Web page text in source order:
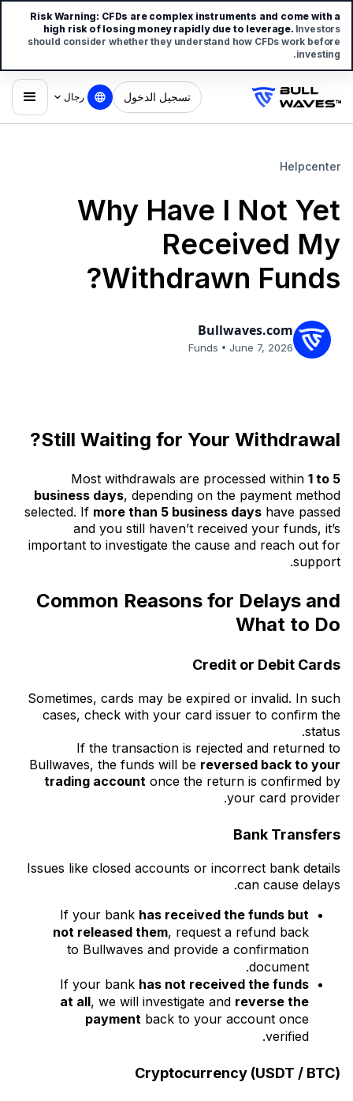
تسجيل الدخول رجال
Helpcenter
Why Have I Not Yet
Received My
Withdrawn Funds?
Bullwaves.com
June 7, 2026
•
Funds
Still Waiting for Your Withdrawal?
Most withdrawals are processed within 1 to 5
business days, depending on the payment method
selected. If more than 5 business days have passed
and you still haven’t received your funds, it’s
important to investigate the cause and reach out for
support.
Common Reasons for Delays and
What to Do
Credit or Debit Cards
Sometimes, cards may be expired or invalid. In such
cases, check with your card issuer to confirm the
status.
If the transaction is rejected and returned to
Bullwaves, the funds will be reversed back to your
trading account once the return is confirmed by
your card provider.
Bank Transfers
Issues like closed accounts or incorrect bank details
can cause delays.
If your bank has received the funds but
not released them, request a refund back
to Bullwaves and provide a confirmation
document.
If your bank has not received the funds
at all, we will investigate and reverse the
payment back to your account once
verified.
Cryptocurrency (USDT / BTC)
Risk Warning: CFDs are complex instruments and come with a
high risk of losing money rapidly due to leverage. Investors
should consider whether they understand how CFDs work before
investing.